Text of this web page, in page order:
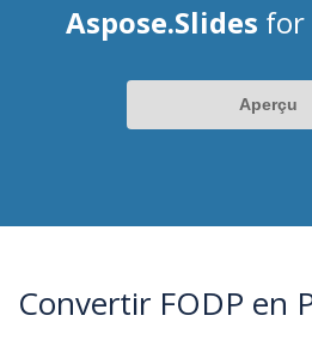
Aspose.Slides for
Aperçu
Convertir FODP en